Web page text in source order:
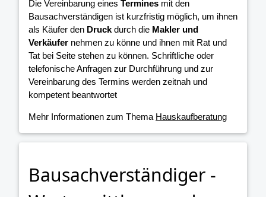
Die Vereinbarung eines Termines mit den
Bausachverständigen ist kurzfristig möglich, um ihnen
als Käufer den Druckdurch die Makler und
Verkäufer nehmen zu könne und ihnen mit Rat und
Tat bei Seite stehen zu können. Schriftliche oder
telefonische Anfragen zur Durchführung und zur
Vereinbarung des Termins werden zeitnah und
kompetent beantwortet
Mehr Informationen zum Thema Hauskaufberatung
Bausachverständiger -